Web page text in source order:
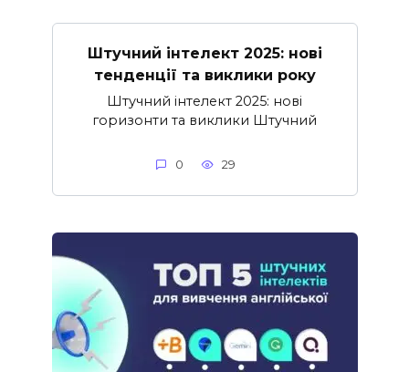
Штучний інтелект 2025: нові
тенденції та виклики року
Штучний інтелект 2025: нові
горизонти та виклики Штучний
0 29